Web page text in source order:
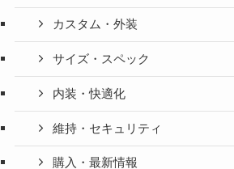
カスタム・外装
サイズ・スペック
内装・快適化
維持・セキュリティ
購入・最新情報